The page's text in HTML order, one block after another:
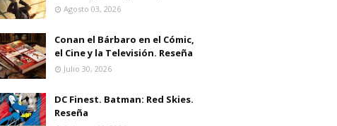
Agosto 03, 2026
Conan el Bárbaro en el Cómic,
el Cine y la Televisión. Reseña
Julio 30, 2026
DC Finest. Batman: Red Skies.
Reseña